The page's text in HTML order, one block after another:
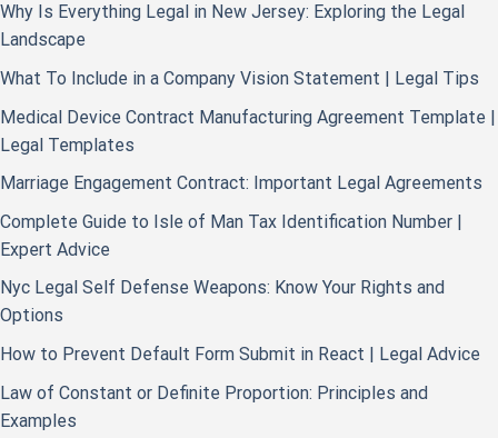
Why Is Everything Legal in New Jersey: Exploring the Legal
Landscape
What To Include in a Company Vision Statement | Legal Tips
Medical Device Contract Manufacturing Agreement Template |
Legal Templates
Marriage Engagement Contract: Important Legal Agreements
Complete Guide to Isle of Man Tax Identification Number |
Expert Advice
Nyc Legal Self Defense Weapons: Know Your Rights and
Options
How to Prevent Default Form Submit in React | Legal Advice
Law of Constant or Definite Proportion: Principles and
Examples